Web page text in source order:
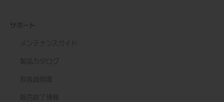
サポート
メンテナンスガイド
製品カタログ
取扱説明書
販売終了情報